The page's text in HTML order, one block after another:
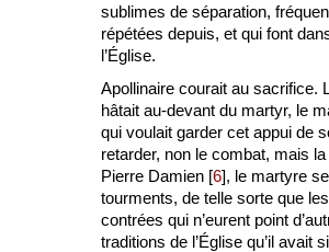
sublimes de séparation,
répétées depuis, et qui font
l’Église.
Apollinaire courait au sacrifice.
hâtait au-devant du martyr, le
qui voulait garder cet appui de
retarder, non le combat, mais
Pierre Damien [6], le martyre
tourments, de telle sorte que
contrées qui n’eurent point
traditions de l’Église qu’il avait